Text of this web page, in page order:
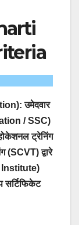
उमेदवार
/ SSC)
ट्रेनिंग
(SCVT) द्वारे
Institute)